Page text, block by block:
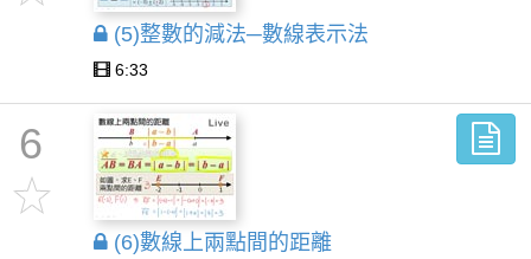
(5)整數的減法─數線表示法
6:33
6
(6)數線上兩點間的距離